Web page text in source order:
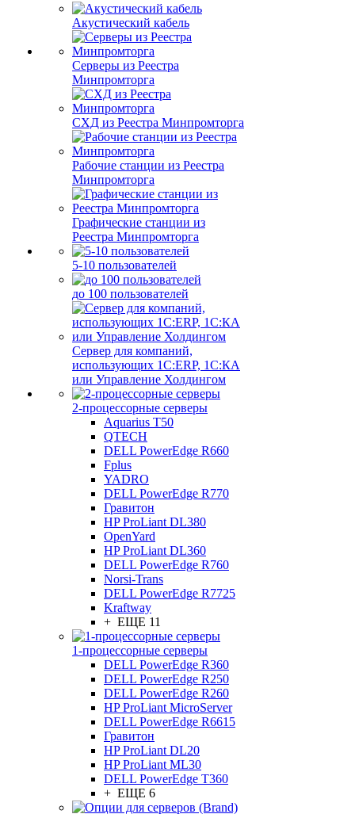
Акустический кабель
Серверы из Реестра
Минпромторга
СХД из Реестра Минпромторга
Рабочие станции из Реестра
Минпромторга
Графические станции из
Реестра Минпромторга
5-10 пользователей
до 100 пользователей
Сервер для компаний,
использующих 1C:ERP, 1С:КА
или Управление Холдингом
2-процессорные серверы
Aquarius T50
QTECH
DELL PowerEdge R660
Fplus
YADRO
DELL PowerEdge R770
Гравитон
HP ProLiant DL380
OpenYard
HP ProLiant DL360
DELL PowerEdge R760
Norsi-Trans
DELL PowerEdge R7725
Kraftway
+ ЕЩЕ 11
1-процессорные серверы
DELL PowerEdge R360
DELL PowerEdge R250
DELL PowerEdge R260
HP ProLiant MicroServer
DELL PowerEdge R6615
Гравитон
HP ProLiant DL20
HP ProLiant ML30
DELL PowerEdge T360
+ ЕЩЕ 6